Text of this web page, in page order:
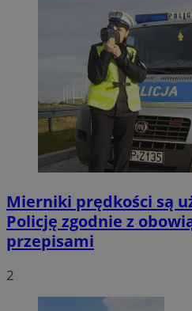
Mierniki prędkości są
Policję zgodnie z
przepisami
2